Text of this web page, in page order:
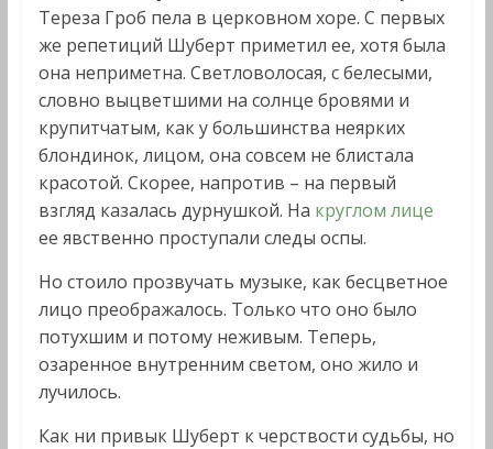
Тереза Гроб пела в церковном хоре. С первых
же репетиций Шуберт приметил ее, хотя была
она неприметна. Светловолосая, с белесыми,
словно выцветшими на солнце бровями и
крупитчатым, как у большинства неярких
блондинок, лицом, она совсем не блистала
красотой. Скорее, напротив – на первый
взгляд казалась дурнушкой. На круглом лице
ее явственно проступали следы оспы.
Но стоило прозвучать музыке, как бесцветное
лицо преображалось. Только что оно было
потухшим и потому неживым. Теперь,
озаренное внутренним светом, оно жило и
лучилось.
Как ни привык Шуберт к черствости судьбы, но